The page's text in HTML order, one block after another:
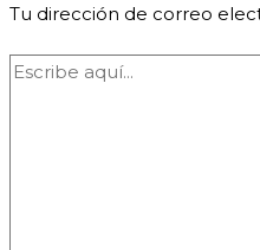
Tu dirección de correo
Escribe